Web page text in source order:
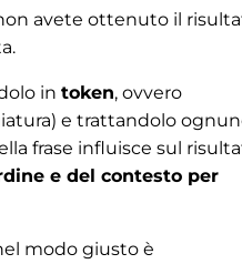
avete ottenuto il
in token, ovvero
e trattandolo
frase influisce sul
e del contesto per
modo giusto è